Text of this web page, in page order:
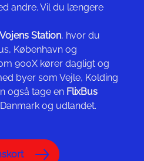
andre. Vil du længere
Station, hvor du
København og
900X kører dagligt og
byer som Vejle, Kolding
også tage en FlixBus
og udlandet.